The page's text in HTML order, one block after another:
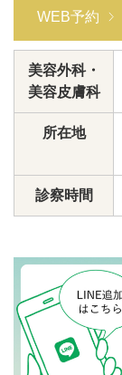
WEB予約
美容外科・
美容皮膚科
所在地
診察時間